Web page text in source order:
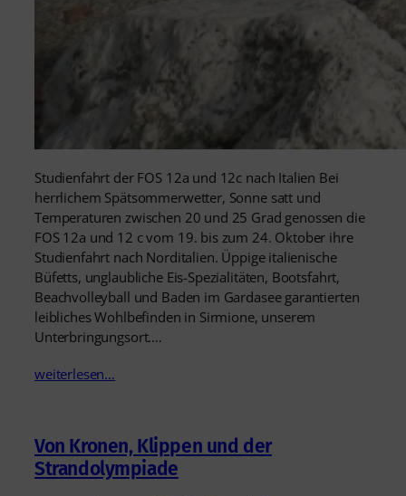
Studienfahrt der FOS 12a und 12c nach Italien Bei
herrlichem Spätsommerwetter, Sonne satt und
Temperaturen zwischen 20 und 25 Grad genossen die
FOS 12a und 12 c vom 19. bis zum 24. Oktober ihre
Studienfahrt nach Norditalien. Üppige italienische
Büfetts, unglaubliche Eis-Spezialitäten, Bootsfahrt,
Beachvolleyball und Baden im Gardasee garantierten
leibliches Wohlbefinden in Sirmione, unserem
Unterbringungsort.…
weiterlesen…
Von Kronen, Klippen und der
Strandolympiade